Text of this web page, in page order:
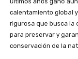
calentamiento global
rigurosa que busca la
para preservar y
conservación de la